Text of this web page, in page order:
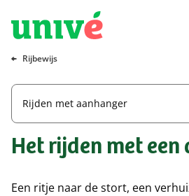
Naar hoofdinhoud
Naar hoofdnavigatie
Naar footer
Rijbewijs
Rijden met aanhanger
Het rijden met een
Een ritje naar de stort, een